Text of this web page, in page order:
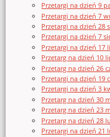
Przetargi na dzień 9
Przetargi na dzień 7
Przetargi na dzień 28
Przetargi na dzień 7
Przetargi na dzień 17
Przetarg na dzień 10
Przetarg na dzień 26
Przetargi na dzień 19
Przetargi na dzień 3
Przetarg na dzień 30
Przetarg na dzień 23
Przetarg na dzień 28
Przetargi na dzień 21